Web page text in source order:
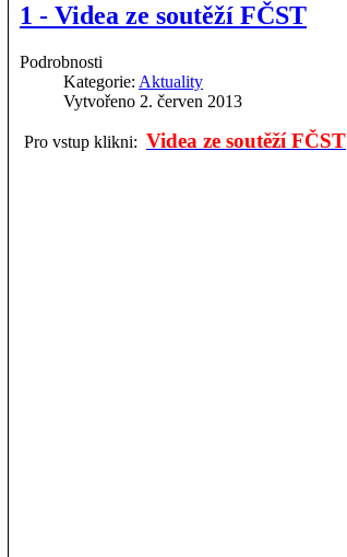
1 - Videa ze soutěží FČST
Podrobnosti
Kategorie: Aktuality
Vytvořeno 2. červen 2013
Pro vstup klikni: Videa ze soutěží FČST